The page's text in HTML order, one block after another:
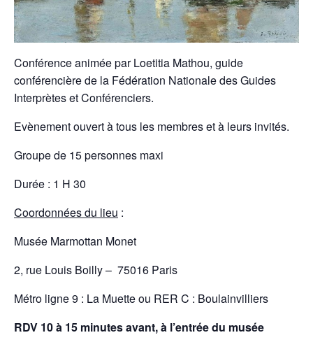
Conférence animée par Loetitia Mathou, guide
conférencière de la Fédération Nationale des Guides
Interprètes et Conférenciers.
Evènement ouvert à tous les membres et à leurs invités.
Groupe de 15 personnes maxi
Durée : 1 H 30
Coordonnées du lieu :
Musée Marmottan Monet
2, rue Louis Boilly – 75016 Paris
Métro ligne 9 : La Muette ou RER C : Boulainvilliers
RDV 10 à 15 minutes avant, à l’entrée du musée